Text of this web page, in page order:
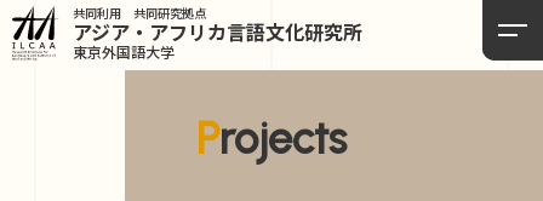
共同利用 共同研究拠点
アジア・アフリカ言語文化研究所
東京外国語大学
Projects